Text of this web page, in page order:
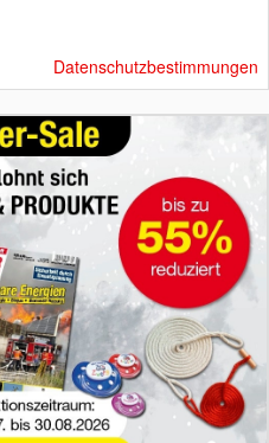
Datenschutzbestimmungen